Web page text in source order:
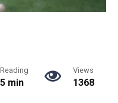
Reading
5 min
Views
1368